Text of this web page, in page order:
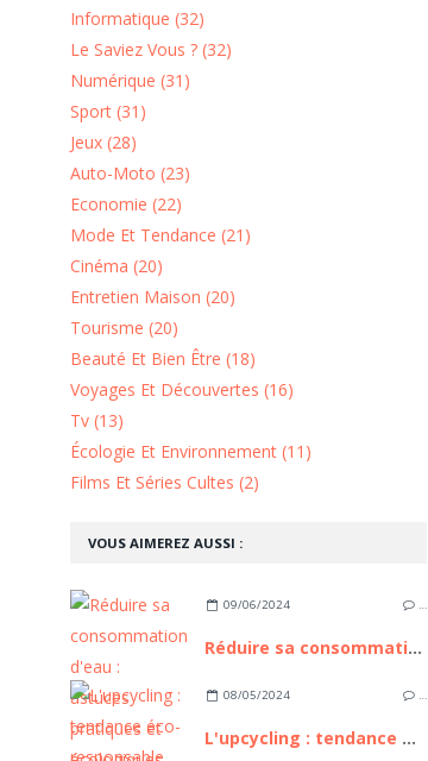
VOUS AIMEREZ AUSSI :
09/06/2024 …
Réduire sa consommation d'eau : astuces pratiques et écologiques
08/05/2024 …
L'upcycling : tendance éco-responsable et mode durable
Informatique (32)
Le Saviez Vous ? (32)
Numérique (31)
Sport (31)
Jeux (28)
Auto-Moto (23)
Economie (22)
Mode Et Tendance (21)
Cinéma (20)
Entretien Maison (20)
Tourisme (20)
Beauté Et Bien Être (18)
Voyages Et Découvertes (16)
Tv (13)
Écologie Et Environnement (11)
Films Et Séries Cultes (2)